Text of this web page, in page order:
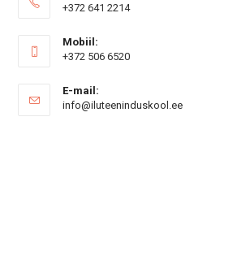
+372 641 2214
Mobiil:
+372 506 6520
E-mail:
info@iluteeninduskool.eeОткроется